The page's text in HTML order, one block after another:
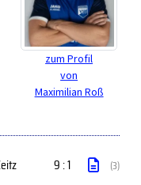
zum Profil
von
Maximilian Roß
9 : 1 (3)